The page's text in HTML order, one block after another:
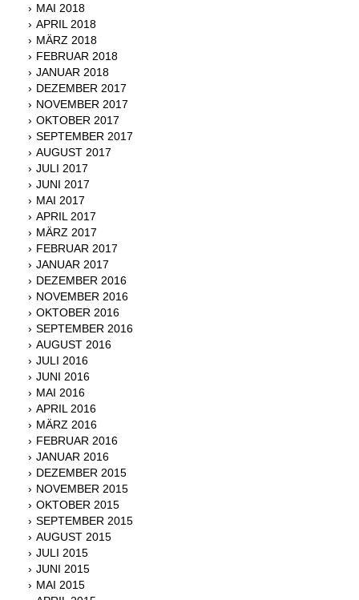
MAI 2018
APRIL 2018
MÄRZ 2018
FEBRUAR 2018
JANUAR 2018
DEZEMBER 2017
NOVEMBER 2017
OKTOBER 2017
SEPTEMBER 2017
AUGUST 2017
JULI 2017
JUNI 2017
MAI 2017
APRIL 2017
MÄRZ 2017
FEBRUAR 2017
JANUAR 2017
DEZEMBER 2016
NOVEMBER 2016
OKTOBER 2016
SEPTEMBER 2016
AUGUST 2016
JULI 2016
JUNI 2016
MAI 2016
APRIL 2016
MÄRZ 2016
FEBRUAR 2016
JANUAR 2016
DEZEMBER 2015
NOVEMBER 2015
OKTOBER 2015
SEPTEMBER 2015
AUGUST 2015
JULI 2015
JUNI 2015
MAI 2015